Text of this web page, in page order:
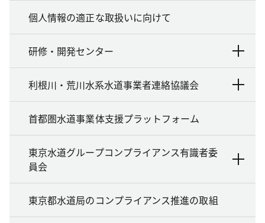
個人情報の適正な取扱いに向けて
研修・開発センター
利根川・荒川水系水道事業者連絡協議会
首都圏水道事業体支援プラットフォーム
東京水道グループコンプライアンス有識者委
員会
東京都水道局のコンプライアンス推進の取組